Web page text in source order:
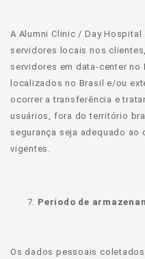
A Alumni Clinic / Day
servidores locais nos
servidores em data-center
localizados no Brasil e/ou
ocorrer a transferência e
usuários, fora do território
segurança seja adequado ao
vigentes.
Período de
Os dados pessoais